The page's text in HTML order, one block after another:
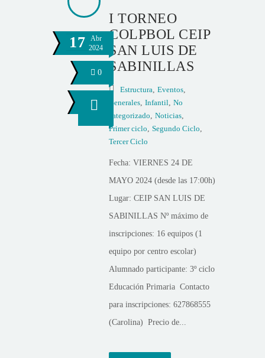
17
Abr
2024
0
I TORNEO
COLPBOL CEIP
SAN LUIS DE
SABINILLAS
Estructura, Eventos,
Generales, Infantil, No
categorizado, Noticias,
Primer ciclo, Segundo Ciclo,
Tercer Ciclo
Fecha: VIERNES 24 DE
MAYO 2024 (desde las 17:00h)
Lugar: CEIP SAN LUIS DE
SABINILLAS Nº máximo de
inscripciones: 16 equipos (1
equipo por centro escolar)
Alumnado participante: 3º ciclo
Educación Primaria Contacto
para inscripciones: 627868555
(Carolina) Precio de...